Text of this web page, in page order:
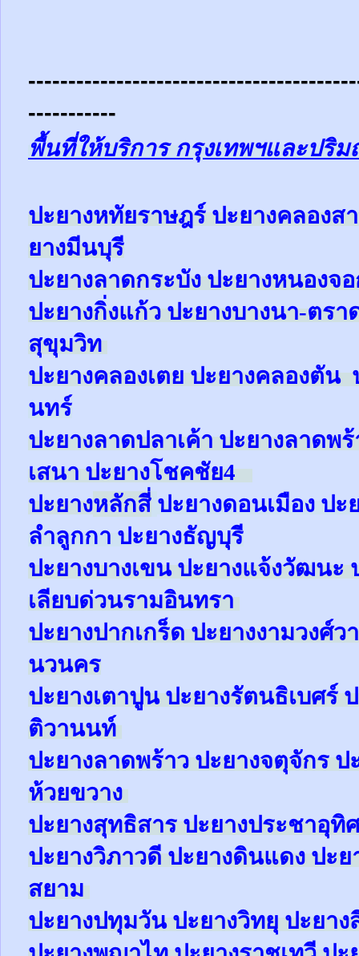
-----------
พื้นที่ให้บริการ กรุงเทพฯและปริ
ปะยางหทัยราษฎร์ ปะยางคลองส
ยางมีนบุรี
ปะยางลาดกระบัง ปะยางหนองจ
ปะยางกิ่งแก้วปะยางบางนา-ตร
สุขุมวิท
ปะยางคลองเตยปะยางคลองตัน
นทร์
ปะยางลาดปลาเค้าปะยางลาดพ
เสนาปะยางโชคชัย4
ปะยางหลักสี่ ปะยางดอนเมือง ปะ
ลำลูกกา ปะยางธัญบุรี
ปะยางบางเขนปะยางแจ้งวัฒนะ
เลียบด่วนรามอินทรา
ปะยางปากเกร็ดปะยางงามวงศ์ว
นวนคร
ปะยางเตาปูนปะยางรัตนธิเบศร์
ติวานนท์
ปะยางลาดพร้าวปะยางจตุจักรป
ห้วยขวาง
ปะยางสุทธิสารปะยางประชาอุทิ
ปะยางวิภาวดีปะยางดินแดงปะย
สยาม
ปะยางปทุมวันปะยางวิทยุปะยาง